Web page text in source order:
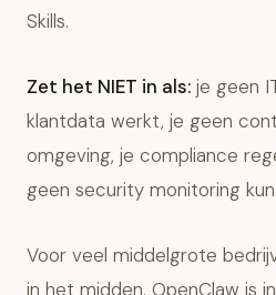
Skills.
Zet het NIET in als: je geen
klantdata werkt, je geen
omgeving, je compliance
geen security monitoring
Voor veel middelgrote
in het midden. OpenClaw is